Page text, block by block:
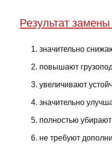
Результат
значительно
повышают
увеличивают
значительно
полностью
не требуют